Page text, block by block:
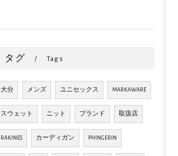
タグ Tags
大分 メンズ ユニセックス MARKAWARE
スウェット ニット ブランド 取扱店
RAKINES カーディガン PHINGERIN